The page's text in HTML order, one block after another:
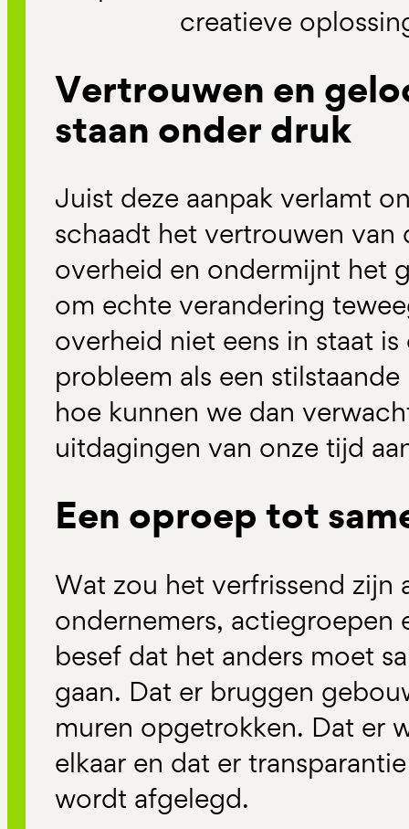
creatieve
Vertrouwen en
staan onder druk
Juist deze aanpak verlamt
schaadt het vertrouwen van
overheid en ondermijnt het
om echte verandering
overheid niet eens in staat
probleem als een
hoe kunnen we dan
uitdagingen van onze tijd
Een oproep tot
Wat zou het verfrissend zijn
ondernemers, actiegroepen
besef dat het anders moet
gaan. Dat er bruggen
muren opgetrokken. Dat er
elkaar en dat er
wordt afgelegd.